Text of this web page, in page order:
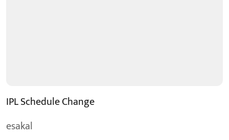
IPL Schedule Change
esakal